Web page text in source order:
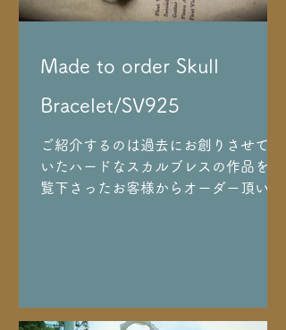
を受けていると感じる私の身体です。
いるのか、とにかく喉が渇くのが不思
でもいい日常記録なのでお付き合いい
ただける方のみご覧下さいｗ
Made to order Skull
Bracelet/SV925
ご紹介するのは過去にお創りさせて頂
いたハードなスカルブレスの作品をご
覧下さったお客様からオーダー頂いた